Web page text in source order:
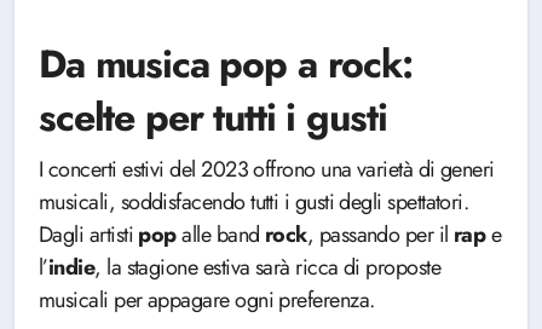
Da musica pop a rock:
scelte per tutti i gusti
I concerti estivi del 2023 offrono una varietà di generi
musicali, soddisfacendo tutti i gusti degli spettatori.
Dagli artistipopalle band rock, passando per il rape
l’indie, la stagione estiva sarà ricca di proposte
musicali per appagare ogni preferenza.